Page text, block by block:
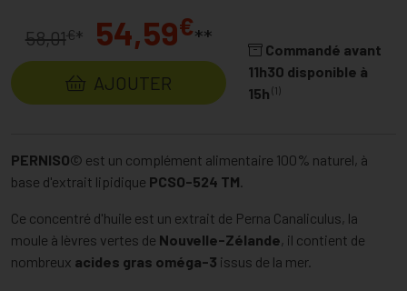
58,01€* 54,59€**
AJOUTER
Commandé avant
11h30 disponible à
15h (1)
PERNISO© est un complément alimentaire 100% naturel, à
base d'extrait lipidique PCSO-524 TM.
Ce concentré d'huile est un extrait de Perna Canaliculus, la
moule à lèvres vertes de Nouvelle-Zélande, il contient de
nombreux acides gras oméga-3 issus de la mer.